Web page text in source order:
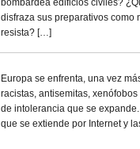
bombardea edificios civiles?
disfraza sus preparativos como
resista? […]
Europa se enfrenta, una vez
racistas, antisemitas,
de intolerancia que se
que se extiende por Internet y